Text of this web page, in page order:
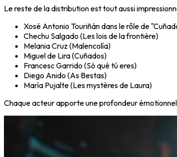
Le reste de la distribution est tout aussi
Xosé Antonio Touriñán dans le rôle de
Chechu Salgado (Les lois de la frontière)
Melania Cruz (Malencolía)
Miguel de Lira (Cuñados)
Francesc Garrido (Só qué tú eres)
Diego Anido (As Bestas)
María Pujalte (Les mystères de Laura)
Chaque acteur apporte une profondeur